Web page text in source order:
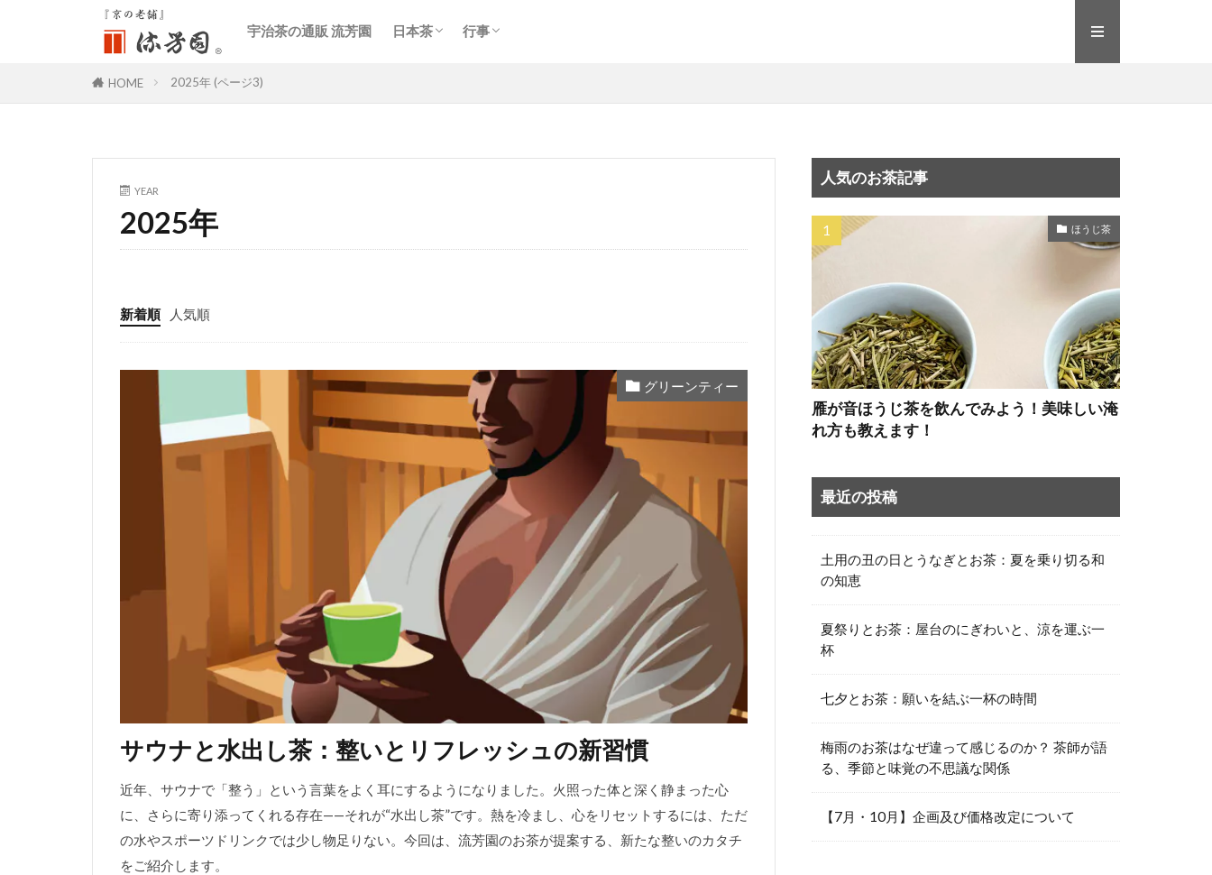
宇治茶の通販 流芳園 日本茶 行事
HOME 2025年 (ページ3)
YEAR
2025年
新着順 人気順
グリーンティー
サウナと水出し茶：整いとリフレッシュの新習慣
近年、サウナで「整う」という言葉をよく耳にするようになりました。火照った体と深く静まった心
に、さらに寄り添ってくれる存在——それが“水出し茶”です。熱を冷まし、心をリセットするには、ただ
の水やスポーツドリンクでは少し物足りない。今回は、流芳園のお茶が提案する、新たな整いのカタチ
をご紹介します。
人気のお茶記事
ほうじ茶
雁が音ほうじ茶を飲んでみよう！美味しい淹
れ方も教えます！
最近の投稿
土用の丑の日とうなぎとお茶：夏を乗り切る和
の知恵
夏祭りとお茶：屋台のにぎわいと、涼を運ぶ一
杯
七夕とお茶：願いを結ぶ一杯の時間
梅雨のお茶はなぜ違って感じるのか？ 茶師が語
る、季節と味覚の不思議な関係
【7月・10月】企画及び価格改定について